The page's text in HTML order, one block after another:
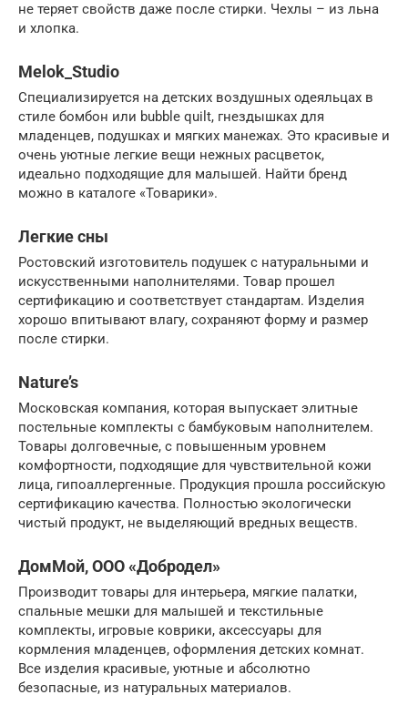
не теряет свойств даже после стирки. Чехлы – из льна
и хлопка.
Melok_Studio
Специализируется на детских воздушных одеяльцах в
стиле бомбон или bubble quilt, гнездышках для
младенцев, подушках и мягких манежах. Это красивые и
очень уютные легкие вещи нежных расцветок,
идеально подходящие для малышей. Найти бренд
можно в каталоге «Товарики».
Легкие сны
Ростовский изготовитель подушек с натуральными и
искусственными наполнителями. Товар прошел
сертификацию и соответствует стандартам. Изделия
хорошо впитывают влагу, сохраняют форму и размер
после стирки.
Nature’s
Московская компания, которая выпускает элитные
постельные комплекты с бамбуковым наполнителем.
Товары долговечные, с повышенным уровнем
комфортности, подходящие для чувствительной кожи
лица, гипоаллергенные. Продукция прошла российскую
сертификацию качества. Полностью экологически
чистый продукт, не выделяющий вредных веществ.
ДомМой, ООО «Добродел»
Производит товары для интерьера, мягкие палатки,
спальные мешки для малышей и текстильные
комплекты, игровые коврики, аксессуары для
кормления младенцев, оформления детских комнат.
Все изделия красивые, уютные и абсолютно
безопасные, из натуральных материалов.